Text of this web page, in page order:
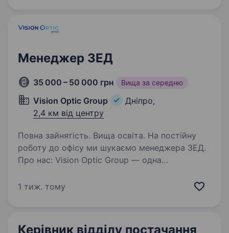
Менеджер ЗЕД
35 000 – 50 000 грн Вища за середню
Vision Optic Group
Дніпро,
2,4 км від центру
Повна зайнятість. Вища освіта. На постійну
роботу до офісу ми шукаємо менеджера ЗЕД.
Про нас: Vision Optic Group — одна
сектора, яка успішно працює на ринку України
1 тиж. тому
Керівник відділу постачання